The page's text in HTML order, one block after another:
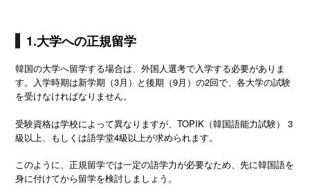
1.大学への正規留学
韓国の大学へ留学する場合は、外国人選考で入学する必要がありま
す。入学時期は新学期（3月）と後期（9月）の2回で、各大学の試験
を受けなければなりません。
受験資格は学校によって異なりますが、TOPIK（韓国語能力試験） 3
級以上、もしくは語学堂4級以上が求められます。
このように、正規留学では一定の語学力が必要なため、先に韓国語を
身に付けてから留学を検討しましょう。